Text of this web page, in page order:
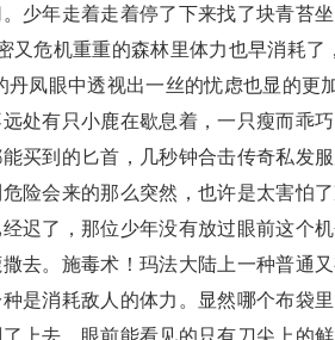
少年走着走着停了下来找了块青苔
又危机重重的森林里体力也早消耗了
凤眼中透视出一丝的忧虑也显的更
有只小鹿在歇息着，一只瘦而乖巧
买到的匕首，几秒钟合击传奇私发
险会来的那么突然，也许是太害怕
迟了，那位少年没有放过眼前这个
去。施毒术！玛法大陆上一种普通
是消耗敌人的体力。显然哪个布袋
上去，眼前能看见的只有刀尖上的